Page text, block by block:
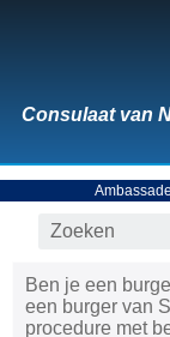
Consulaat van
Ben je een
een burger van
procedure met